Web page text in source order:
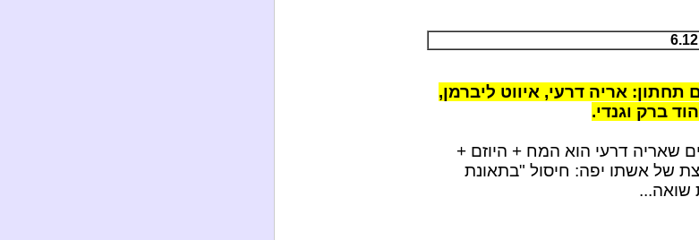
אריה דרעי, איווט ליברמן,
ברק וגנדי.
שאריה דרעי הוא המח + היוזם +
של אשתו יפה: חיסול "בתאונת
שואה...